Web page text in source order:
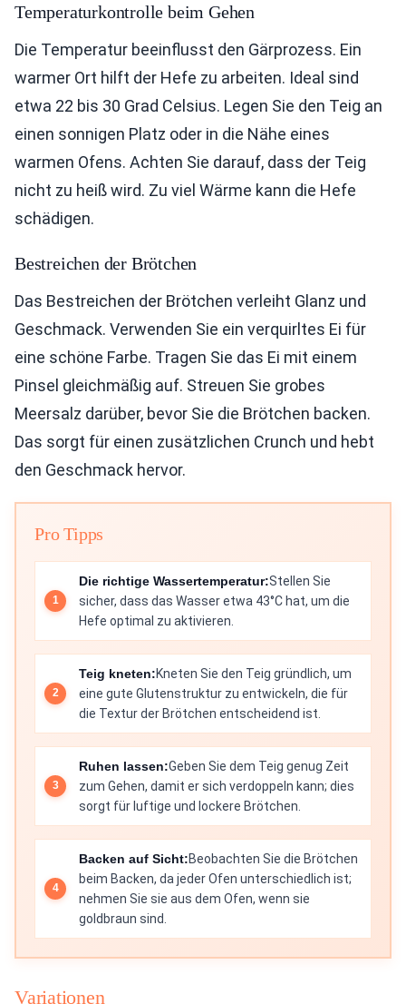
Temperaturkontrolle beim Gehen
Die Temperatur beeinflusst den Gärprozess. Ein
warmer Ort hilft der Hefe zu arbeiten. Ideal sind
etwa 22 bis 30 Grad Celsius. Legen Sie den Teig an
einen sonnigen Platz oder in die Nähe eines
warmen Ofens. Achten Sie darauf, dass der Teig
nicht zu heiß wird. Zu viel Wärme kann die Hefe
schädigen.
Bestreichen der Brötchen
Das Bestreichen der Brötchen verleiht Glanz und
Geschmack. Verwenden Sie ein verquirltes Ei für
eine schöne Farbe. Tragen Sie das Ei mit einem
Pinsel gleichmäßig auf. Streuen Sie grobes
Meersalz darüber, bevor Sie die Brötchen backen.
Das sorgt für einen zusätzlichen Crunch und hebt
den Geschmack hervor.
Pro Tipps
Die richtige Wassertemperatur:Stellen Sie
sicher, dass das Wasser etwa 43°C hat, um die
Hefe optimal zu aktivieren.
Teig kneten:Kneten Sie den Teig gründlich, um
eine gute Glutenstruktur zu entwickeln, die für
die Textur der Brötchen entscheidend ist.
Ruhen lassen:Geben Sie dem Teig genug Zeit
zum Gehen, damit er sich verdoppeln kann; dies
sorgt für luftige und lockere Brötchen.
Backen auf Sicht:Beobachten Sie die Brötchen
beim Backen, da jeder Ofen unterschiedlich ist;
nehmen Sie sie aus dem Ofen, wenn sie
goldbraun sind.
Variationen